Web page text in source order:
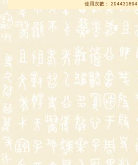
使用次數： 294431894